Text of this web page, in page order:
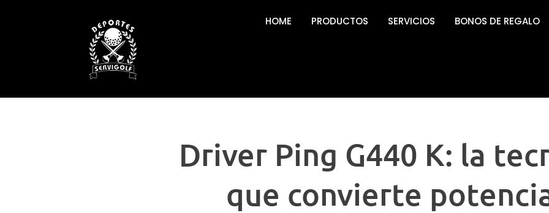
HOME PRODUCTOS SERVICIOS BONOS DE REGALO
Driver Ping G440 K: la
que convierte